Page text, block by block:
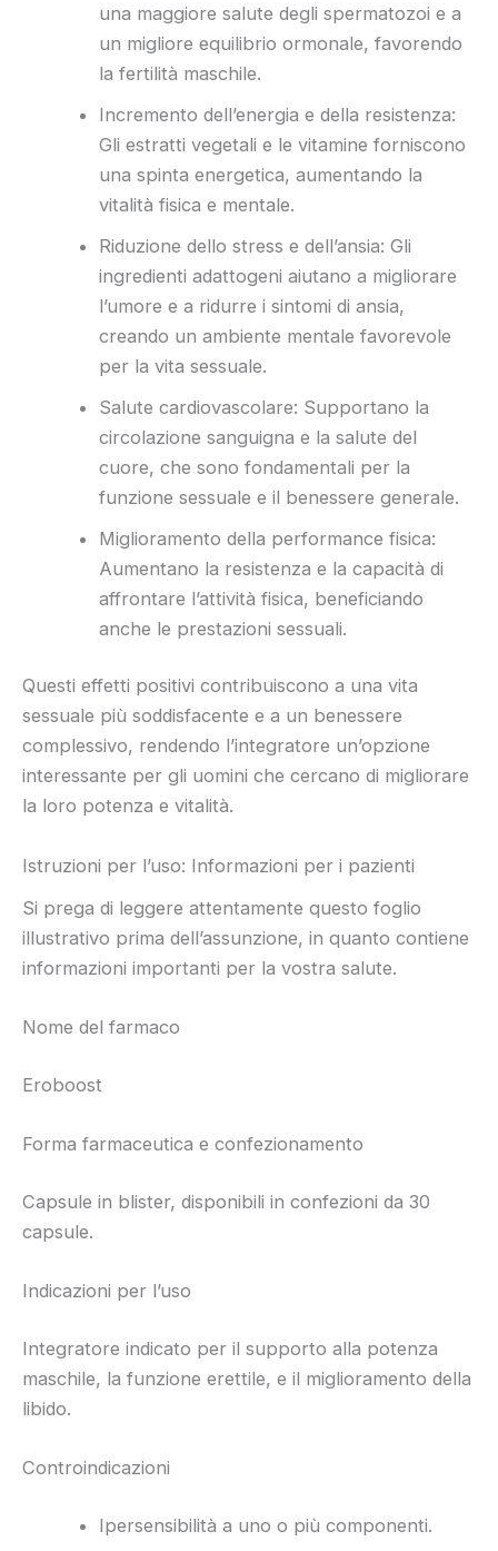
una maggiore salute degli spermatozoi e a
un migliore equilibrio ormonale, favorendo
la fertilità maschile.
Incremento dell’energia e della resistenza:
Gli estratti vegetali e le vitamine forniscono
una spinta energetica, aumentando la
vitalità fisica e mentale.
Riduzione dello stress e dell’ansia: Gli
ingredienti adattogeni aiutano a migliorare
l’umore e a ridurre i sintomi di ansia,
creando un ambiente mentale favorevole
per la vita sessuale.
Salute cardiovascolare: Supportano la
circolazione sanguigna e la salute del
cuore, che sono fondamentali per la
funzione sessuale e il benessere generale.
Miglioramento della performance fisica:
Aumentano la resistenza e la capacità di
affrontare l’attività fisica, beneficiando
anche le prestazioni sessuali.
Questi effetti positivi contribuiscono a una vita
sessuale più soddisfacente e a un benessere
complessivo, rendendo l’integratore un’opzione
interessante per gli uomini che cercano di migliorare
la loro potenza e vitalità.
Istruzioni per l’uso: Informazioni per i pazienti
Si prega di leggere attentamente questo foglio
illustrativo prima dell’assunzione, in quanto contiene
informazioni importanti per la vostra salute.
Nome del farmaco
Eroboost
Forma farmaceutica e confezionamento
Capsule in blister, disponibili in confezioni da 30
capsule.
Indicazioni per l’uso
Integratore indicato per il supporto alla potenza
maschile, la funzione erettile, e il miglioramento della
libido.
Controindicazioni
Ipersensibilità a uno o più componenti.